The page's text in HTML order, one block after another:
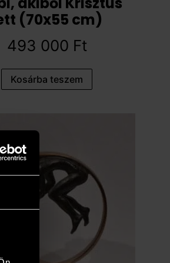
(70x55 cm)
493 000 Ft
Kosárba teszem